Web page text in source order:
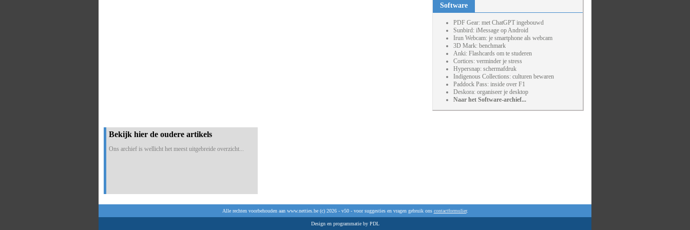
Software
PDF Gear: met ChatGPT ingebouwd
Sunbird: iMessage op Android
Irun Webcam: je smartphone als webcam
3D Mark: benchmark
Anki: Flashcards om te studeren
Cortices: verminder je stress
Hypersnap: schermafdruk
Indigenous Collections: culturen bewaren
Paddock Pass: inside over F1
Deskora: organiseer je desktop
Naar het Software-archief...
Bekijk hier de oudere artikels
Ons archief is wellicht het meest uitgebreide overzicht...
Alle rechten voorbehouden aan www.netties.be (c) 2026 - v50 - voor suggesties en vragen gebruik ons contactformulier.
Design en programmatie by PDL